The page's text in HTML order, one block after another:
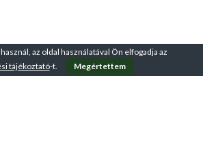
az oldal használatával Ön elfogadja az
tájékoztató-t. Megértettem